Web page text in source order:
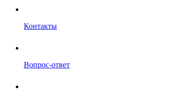
Контакты
Вопрос-ответ